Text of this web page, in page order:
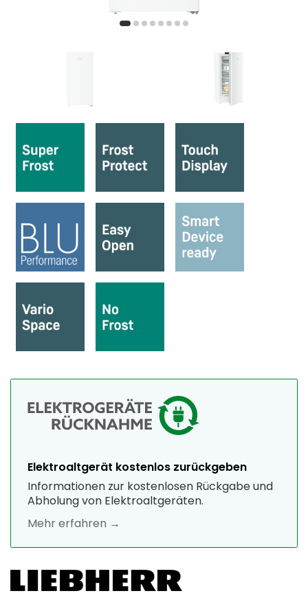
Elektroaltgerät kostenlos zurückgeben
Informationen zur kostenlosen Rückgabe und
Abholung von Elektroaltgeräten.
Mehr erfahren →